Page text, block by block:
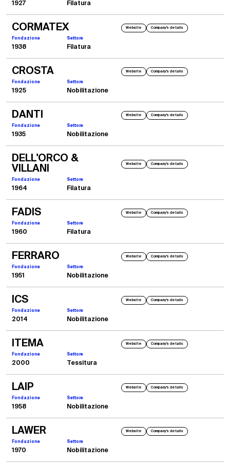
1927 Filatura
CORMATEX Website Company's details
Fondazione Settore
1938 Filatura
CROSTA Website Company's details
Fondazione Settore
1925 Nobilitazione
DANTI Website Company's details
Fondazione Settore
1935 Nobilitazione
DELL'ORCO &
VILLANI
Website Company's details
Fondazione Settore
1964 Filatura
FADIS Website Company's details
Fondazione Settore
1960 Filatura
FERRARO Website Company's details
Fondazione Settore
1951 Nobilitazione
ICS Website Company's details
Fondazione Settore
2014 Nobilitazione
ITEMA Website Company's details
Fondazione Settore
2000 Tessitura
LAIP Website Company's details
Fondazione Settore
1958 Nobilitazione
LAWER Website Company's details
Fondazione Settore
1970 Nobilitazione